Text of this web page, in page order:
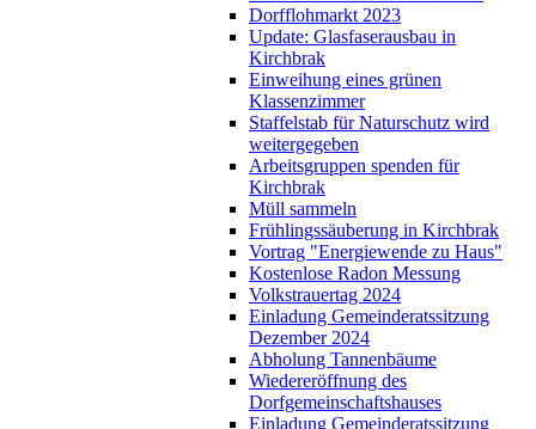
Dorfflohmarkt 2023
Update: Glasfaserausbau in
Kirchbrak
Einweihung eines grünen
Klassenzimmer
Staffelstab für Naturschutz wird
weitergegeben
Arbeitsgruppen spenden für
Kirchbrak
Müll sammeln
Frühlingssäuberung in Kirchbrak
Vortrag "Energiewende zu Haus"
Kostenlose Radon Messung
Volkstrauertag 2024
Einladung Gemeinderatssitzung
Dezember 2024
Abholung Tannenbäume
Wiedereröffnung des
Dorfgemeinschaftshauses
Einladung Gemeinderatssitzung